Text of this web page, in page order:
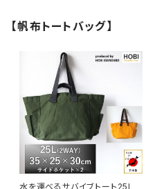
【帆布トートバッグ】
水を運べるサバイブトート25L